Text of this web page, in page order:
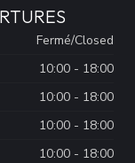
Fermé/Closed
10:00 - 18:00
10:00 - 18:00
10:00 - 18:00
10:00 - 18:00